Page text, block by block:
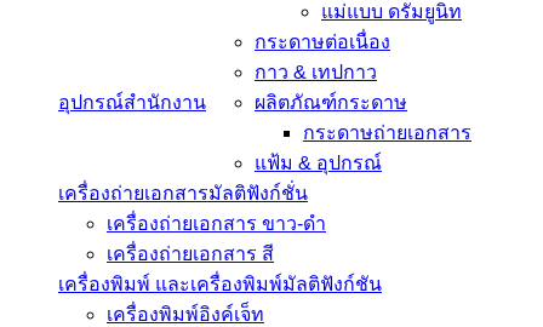
แม่แบบ ดรัมยูนิท
อุปกรณ์สำนักงาน
กระดาษต่อเนื่อง
กาว & เทปกาว
ผลิตภัณฑ์กระดาษ
กระดาษถ่ายเอกสาร
แฟ้ม & อุปกรณ์
เครื่องถ่ายเอกสารมัลติฟังก์ชั่น
เครื่องถ่ายเอกสาร ขาว-ดำ
เครื่องถ่ายเอกสาร สี
เครื่องพิมพ์ และเครื่องพิมพ์มัลติฟังก์ชัน
เครื่องพิมพ์อิงค์เจ็ท